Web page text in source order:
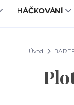
HÁČKOVÁNÍ
Úvod